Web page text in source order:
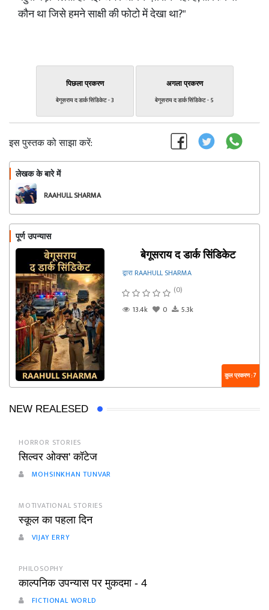
कौन था जिसे हमने साक्षी की फोटो में देखा था?"
पिछला प्रकरण
बेगूसराय द डार्क सिंडिकेट - 3
अगला प्रकरण
बेगूसराय द डार्क सिंडिकेट - 5
इस पुस्तक को साझा करें:
लेखक के बारे में
RAAHULL SHARMA
पूर्ण उपन्यास
बेगूसराय द डार्क सिंडिकेट
द्वारा RAAHULL SHARMA
(0)
13.4k
0 5.3k
कुल प्रकरण : 7
NEW REALESED
HORROR STORIES
सिल्वर ओक्स' कॉटेज
MOHSINKHAN TUNVAR
MOTIVATIONAL STORIES
स्कूल का पहला दिन
VIJAY ERRY
PHILOSOPHY
काल्पनिक उपन्यास पर मुकदमा - 4
FICTIONAL WORLD